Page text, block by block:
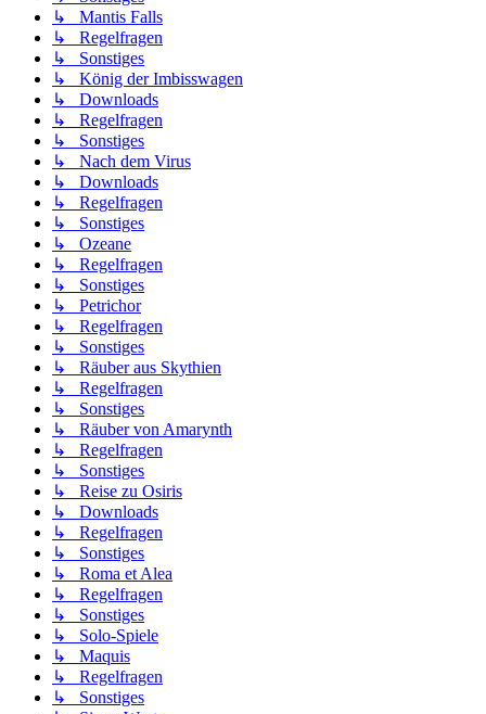
↳ Mantis Falls
↳ Regelfragen
↳ Sonstiges
↳ König der Imbisswagen
↳ Downloads
↳ Regelfragen
↳ Sonstiges
↳ Nach dem Virus
↳ Downloads
↳ Regelfragen
↳ Sonstiges
↳ Ozeane
↳ Regelfragen
↳ Sonstiges
↳ Petrichor
↳ Regelfragen
↳ Sonstiges
↳ Räuber aus Skythien
↳ Regelfragen
↳ Sonstiges
↳ Räuber von Amarynth
↳ Regelfragen
↳ Sonstiges
↳ Reise zu Osiris
↳ Downloads
↳ Regelfragen
↳ Sonstiges
↳ Roma et Alea
↳ Regelfragen
↳ Sonstiges
↳ Solo-Spiele
↳ Maquis
↳ Regelfragen
↳ Sonstiges